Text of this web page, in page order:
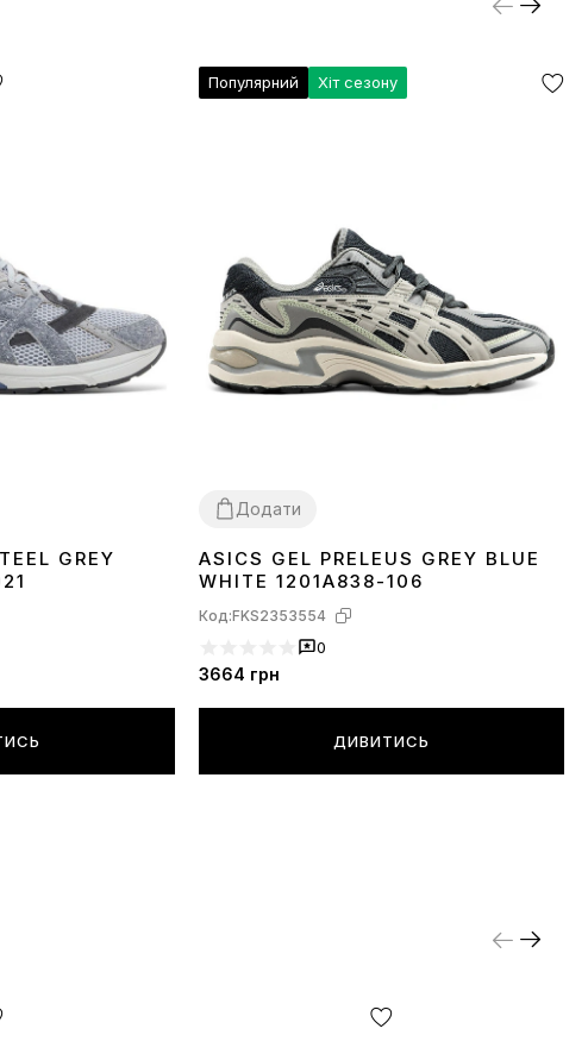
GREY
Популярний Хіт сезону
Додати
36 37404142 4445
ASICS GEL PRELEUS GREY BLUE
WHITE 1201A838-106
Код:FKS2353554
0
3664 грн
ДИВИТИСЬ